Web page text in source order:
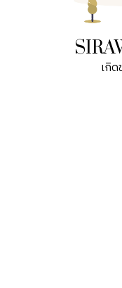
เกิ